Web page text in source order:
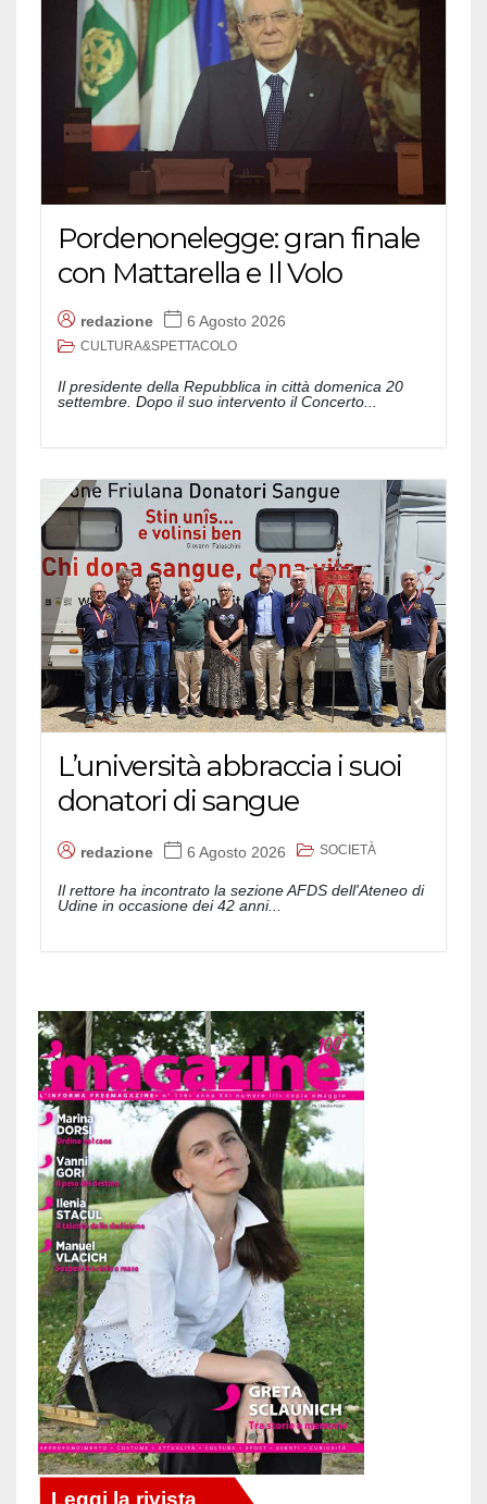
Pordenonelegge: gran finale
con Mattarella e Il Volo
redazione 6 Agosto 2026
CULTURA&SPETTACOLO
Il presidente della Repubblica in città domenica 20
settembre. Dopo il suo intervento il Concerto...
L’università abbraccia i suoi
donatori di sangue
redazione 6 Agosto 2026 SOCIETÀ
Il rettore ha incontrato la sezione AFDS dell'Ateneo di
Udine in occasione dei 42 anni...